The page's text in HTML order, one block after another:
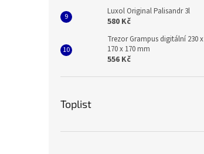
Luxol Original Palisandr 3l
580 Kč
Trezor Grampus digitální 230 x
170 x 170 mm
556 Kč
Toplist